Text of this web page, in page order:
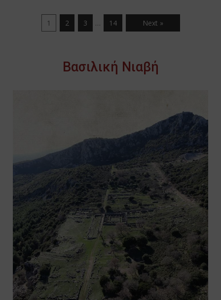
1 2 3 … 14 Next »
Βασιλική Νιαβή